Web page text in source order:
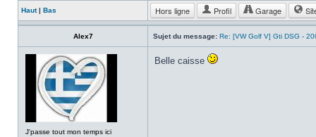
Haut| Bas Hors ligne Profil Garage
Alex7 Sujet du message: Re: [VW Golf V] Gti DSG -
J'passe tout mon temps ici
Belle caisse